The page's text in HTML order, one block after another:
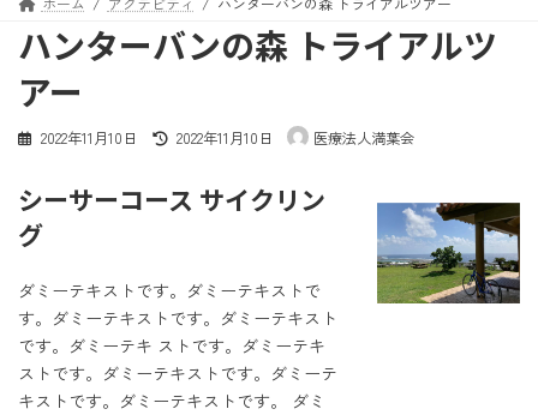
ハンターバンの森 トライアルツ
アー
2022年11月10日
最
新
2022年11月10日 医療法人満葉会
シーサーコース サイクリン
グ
ダミーテキストです。ダミーテキストで
す。ダミーテキストです。ダミーテキスト
です。ダミーテキ ストです。ダミーテキ
ストです。ダミーテキストです。ダミーテ
キストです。ダミーテキストです。 ダミ